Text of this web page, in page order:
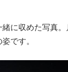
に収めた写真
です。